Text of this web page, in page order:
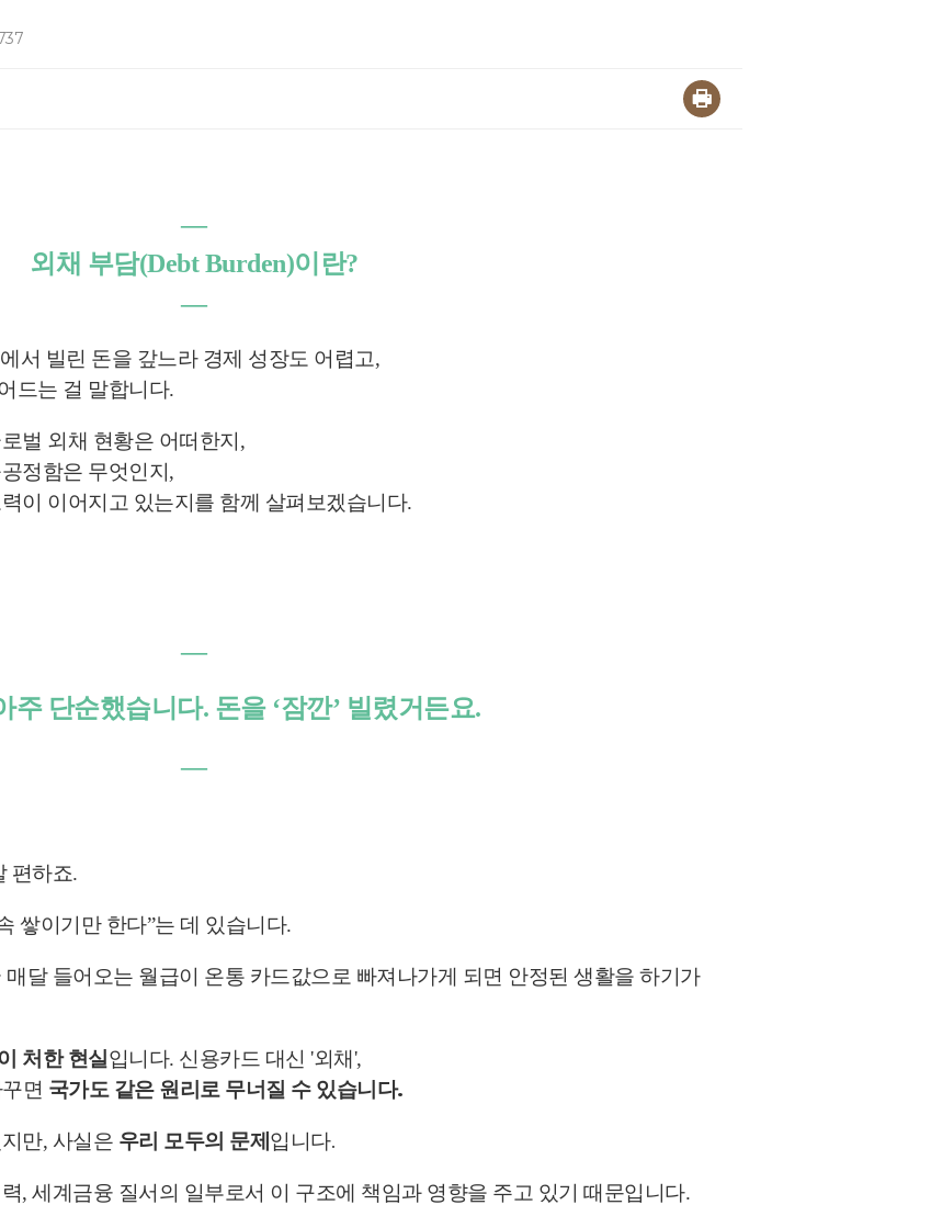
―
외채 부담(Debt Burden)이란?
―
서 빌린 돈을 갚느라 경제 성장도 어렵고,
드는 걸 말합니다.
벌 외채 현황은 어떠한지,
정함은 무엇인지,
이 이어지고 있는지를 함께 살펴보겠습니다.
―
주 단순했습니다. 돈을 ‘잠깐’ 빌렸거든요.
―
편하죠.
쌓이기만 한다”는 데 있습니다.
달 들어오는 월급이 온통 카드값으로 빠져나가게 되면 안정된 생활을 하기가
처한 현실 입니다. 신용카드 대신 '외채',
면 국가도 같은 원리로 무너질 수 있습니다.
만, 사실은 우리 모두의 문제 입니다.
, 세계금융 질서의 일부로서 이 구조에 책임과 영향을 주고 있기 때문입니다.